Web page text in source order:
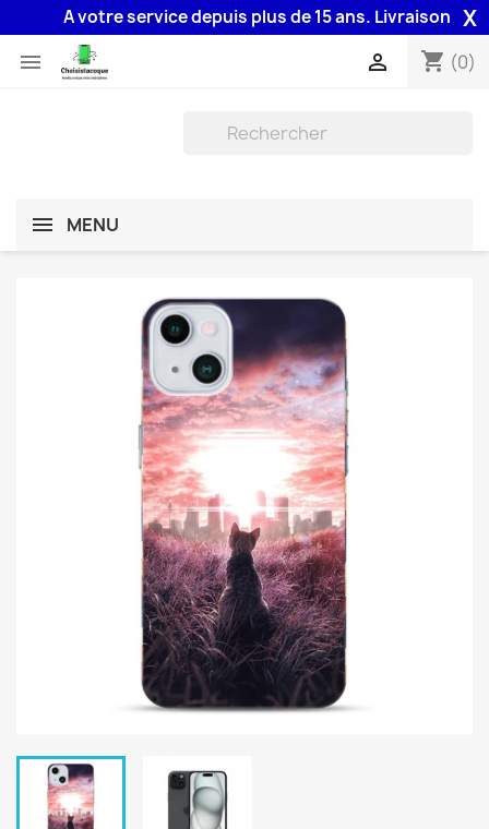
A votre service depuis plus de 15 ans. Livraison 48H X
 shopping_cart (0)

MENU